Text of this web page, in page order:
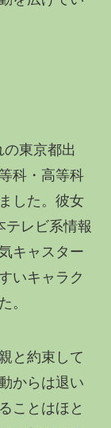
東京都出
科・高等科
した。彼女
テレビ系情報
キャスター
いキャラク
。
と約束して
からは退い
ことはほと